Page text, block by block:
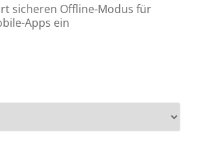
sicheren Offline-Modus für
Apps ein